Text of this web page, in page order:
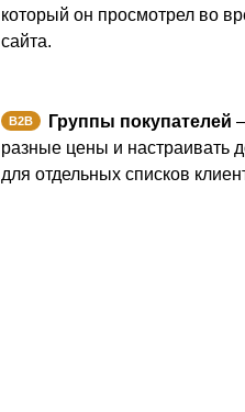
который он просмотрел во
сайта.
B2B Группы покупателей
разные цены и настраивать
для отдельных списков